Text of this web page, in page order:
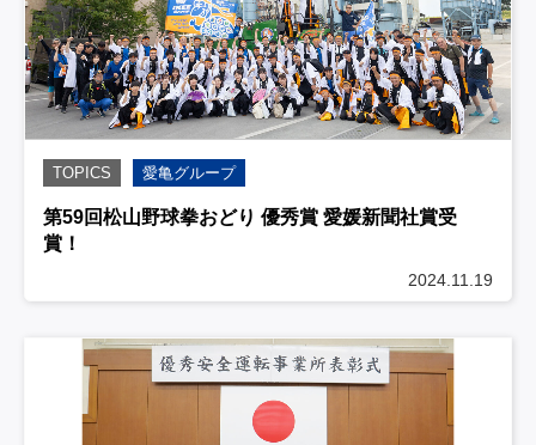
TOPICS 愛亀グループ
第59回松山野球拳おどり 優秀賞 愛媛新聞社賞受
賞！
2024.11.19